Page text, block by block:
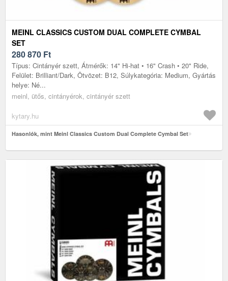
MEINL CLASSICS CUSTOM DUAL COMPLETE CYMBAL
SET
280 870 Ft
Típus: Cintányér szett, Átmérők: 14" Hi-hat • 16" Crash • 20" Ride,
Felület: Brilliant/Dark, Ötvözet: B12, Súlykategória: Medium, Gyártás
helye: Né...
meinl, ütős, cintányérok, cintányér szett
kytary.hu
Hasonlók, mint Meinl Classics Custom Dual Complete Cymbal Set